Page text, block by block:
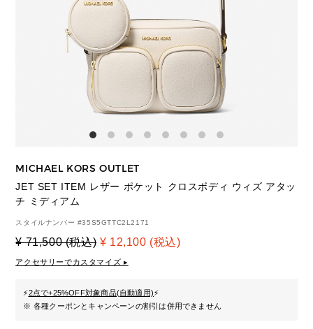
MICHAEL KORS OUTLET
JET SET ITEM レザー ポケット クロスボディ ウィズ アタッ
チ ミディアム
スタイルナンバー #35S5GTTC2L2171
¥ 71,500 (税込) ¥ 12,100 (税込)
アクセサリーでカスタマイズ ▸
⚡2点で+25%OFF対象商品(自動適用)⚡
※ 各種クーポンとキャンペーンの割引は併用できません